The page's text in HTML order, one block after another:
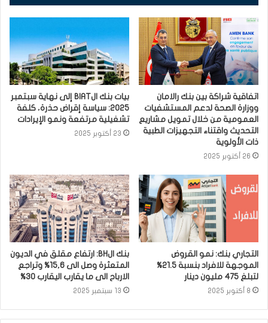
اتفاقية شراكة بين بنك رالامان
ووزارة الصحة لدعم المستشفيات
العمومية من خلال تمويل مشاريع
التحديث واقتناء التجهيزات الطبية
ذات الأولوية
26 أكتوبر 2025
بيات بنك الBIAT إلى نهاية سبتمبر
2025: سياسة إقراض حذرة، كلفة
تشغيلية مرتفعة ونمو الإيرادات
23 أكتوبر 2025
التجاري بنك: نمو القروض
الموجهة للافراد بنسبة 21.5%
لتبلغ 475 مليون دينار
8 أكتوبر 2025
بنك الBH: ارتفاع مقلق في الديون
المتعثرة وصل الى 15,6% وتراجع
الارباح الى ما يقارب اليقارب 30%
13 سبتمبر 2025